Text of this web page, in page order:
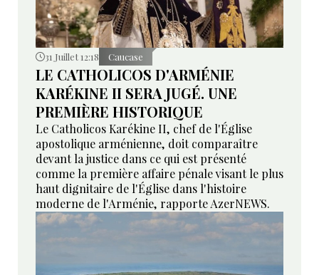
31 Juillet 12:18 Caucase
LE CATHOLICOS D'ARMÉNIE
KARÉKINE II SERA JUGÉ. UNE
PREMIÈRE HISTORIQUE
Le Catholicos Karékine II, chef de l'Église
apostolique arménienne, doit comparaître
devant la justice dans ce qui est présenté
comme la première affaire pénale visant le plus
haut dignitaire de l'Église dans l'histoire
moderne de l'Arménie, rapporte AzerNEWS.